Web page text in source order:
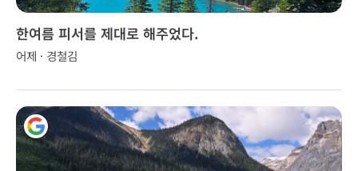
한여름 피서를 제대로 해주었다.
어제 · 경철김